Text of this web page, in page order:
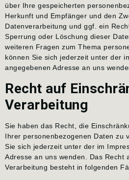
über Ihre gespeicherten
Herkunft und Empfänger und den
Datenverarbeitung und ggf. ein
Sperrung oder Löschung dieser
weiteren Fragen zum Thema
können Sie sich jederzeit unter der
angegebenen Adresse an uns
Recht auf
Verarbeitung
Sie haben das Recht, die
Ihrer personenbezogenen Daten zu
Sie sich jederzeit unter der im
Adresse an uns wenden. Das Recht
Verarbeitung besteht in folgenden